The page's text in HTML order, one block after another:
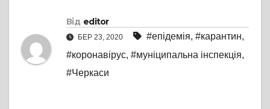
Від editor
БЕР 23, 2020 #епідемія, #карантин,
#коронавірус, #муніципальна інспекція,
#Черкаси